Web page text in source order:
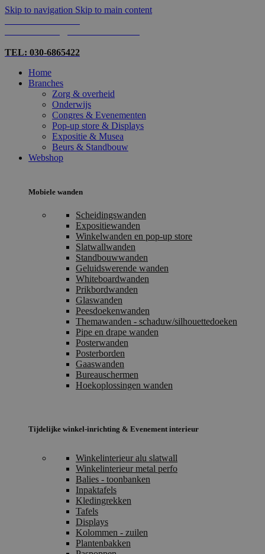
Skip to navigation Skip to main content
TEL: 030-6865422
Home
Branches
Zorg & overheid
Onderwijs
Congres & Evenementen
Pop-up store & Displays
Expositie & Musea
Beurs & Standbouw
Webshop
Mobiele wanden
Scheidingswanden
Expositiewanden
Winkelwanden en pop-up store
Slatwallwanden
Standbouwwanden
Geluidswerende wanden
Whiteboardwanden
Prikbordwanden
Glaswanden
Peesdoekenwanden
Themawanden - schaduw/silhouettedoeken
Pipe en drape wanden
Posterwanden
Posterborden
Gaaswanden
Bureauschermen
Hoekoplossingen wanden
Tijdelijke winkel-inrichting & Evenement interieur
Winkelinterieur alu slatwall
Winkelinterieur metal perfo
Balies - toonbanken
Inpaktafels
Kledingrekken
Tafels
Displays
Kolommen - zuilen
Plantenbakken